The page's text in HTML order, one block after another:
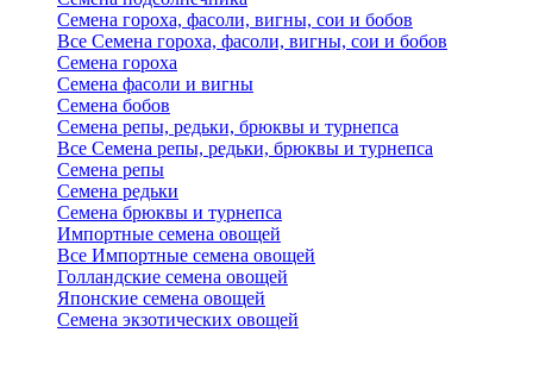
Семена гороха, фасоли, вигны, сои и бобов
Все Семена гороха, фасоли, вигны, сои и бобов
Семена гороха
Семена фасоли и вигны
Семена бобов
Семена репы, редьки, брюквы и турнепса
Все Семена репы, редьки, брюквы и турнепса
Семена репы
Семена редьки
Семена брюквы и турнепса
Импортные семена овощей
Все Импортные семена овощей
Голландские семена овощей
Японские семена овощей
Семена экзотических овощей